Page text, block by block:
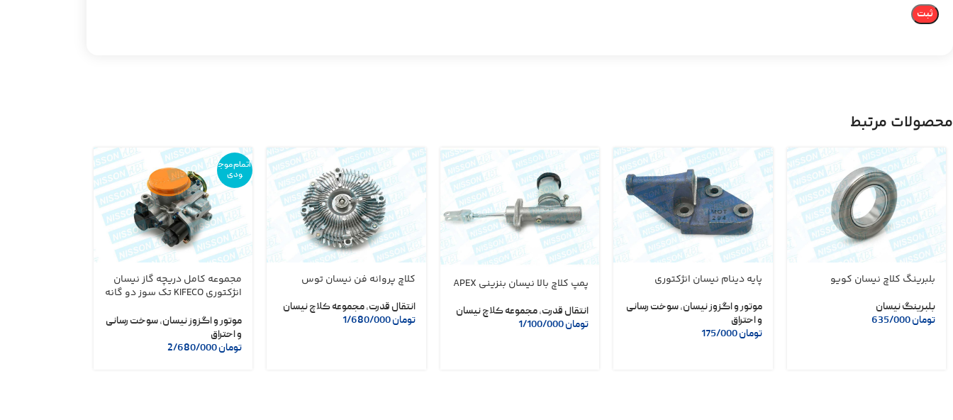
محصولات مرتبط
بلبرینگ کلاچ نیسان کویو
بلبرینگ نیسان
تومان
پایه دینام نیسان انژکتوری
موتور و اگزوز نیسان,سوخت رسانی
و احتراق
تومان175/000
پمپ کلاچ بالا نیسان بنزینی APEX
انتقال قدرت,مجموعه کلاچ نیسان
تومان
کلاچ پروانه فن نیسان توس
انتقال قدرت,مجموعه کلاچ نیسان
تومان1/680/000
اتمام موج
ودی
مجموعه کامل دریچه گاز نیسان
انژکتوری KIFECO تک سوز دو گانه
موتور و اگزوز نیسان,سوخت رسانی
و احتراق
تومان